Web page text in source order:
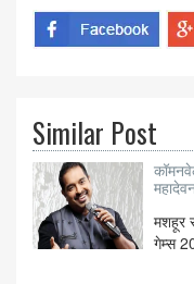
Similar Post
मशहूर
गेम्स